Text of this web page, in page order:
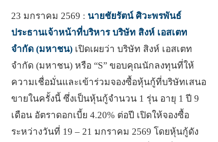
23 มกราคม 2569 : นายชัยรัตน์ ศิวะพรพันธ์
ประธานเจ้าหน้าที่บริหาร บริษัท สิงห์ เอสเตท
จำกัด (มหาชน)เปิดเผยว่า บริษัท สิงห์ เอสเตท
จำกัด (มหาชน) หรือ “S” ขอบคุณนักลงทุนที่ให้
ความเชื่อมั่นและเข้าร่วมจองซื้อหุ้นกู้ที่บริษัทเสนอ
ขายในครั้งนี้ ซึ่งเป็นหุ้นกู้จำนวน 1 รุ่น อายุ 1 ปี 9
เดือน อัตราดอกเบี้ย 4.20% ต่อปี เปิดให้จองซื้อ
ระหว่างวันที่ 19 – 21 มกราคม 2569 โดยหุ้นกู้ดัง